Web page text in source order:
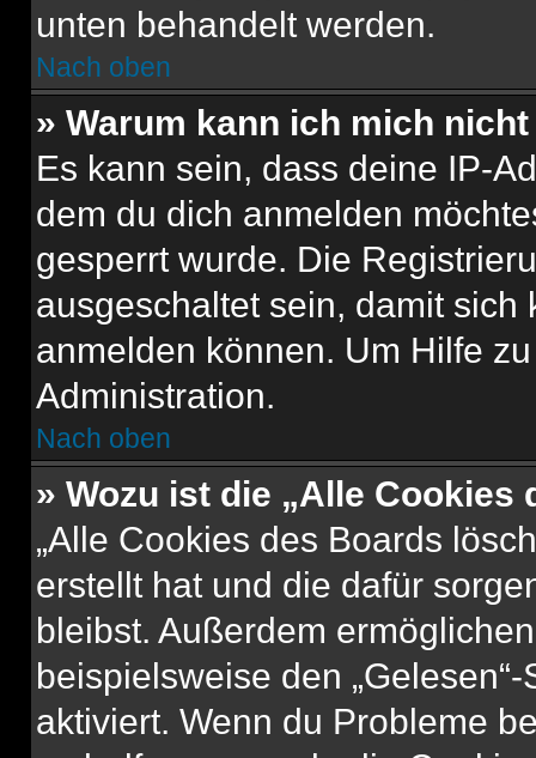
unten behandelt werden.
Nach oben
» Warum kann ich mich
Es kann sein, dass deine IP-
dem du dich anmelden
gesperrt wurde. Die
ausgeschaltet sein, damit
anmelden können. Um Hilfe
Administration.
Nach oben
» Wozu ist die „Alle
„Alle Cookies des Boards
erstellt hat und die dafür
bleibst. Außerdem
beispielsweise den
aktiviert. Wenn du Probleme